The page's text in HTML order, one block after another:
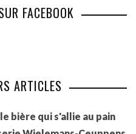
FACEBOOK
ARTICLES
bière qui s'allie au pain